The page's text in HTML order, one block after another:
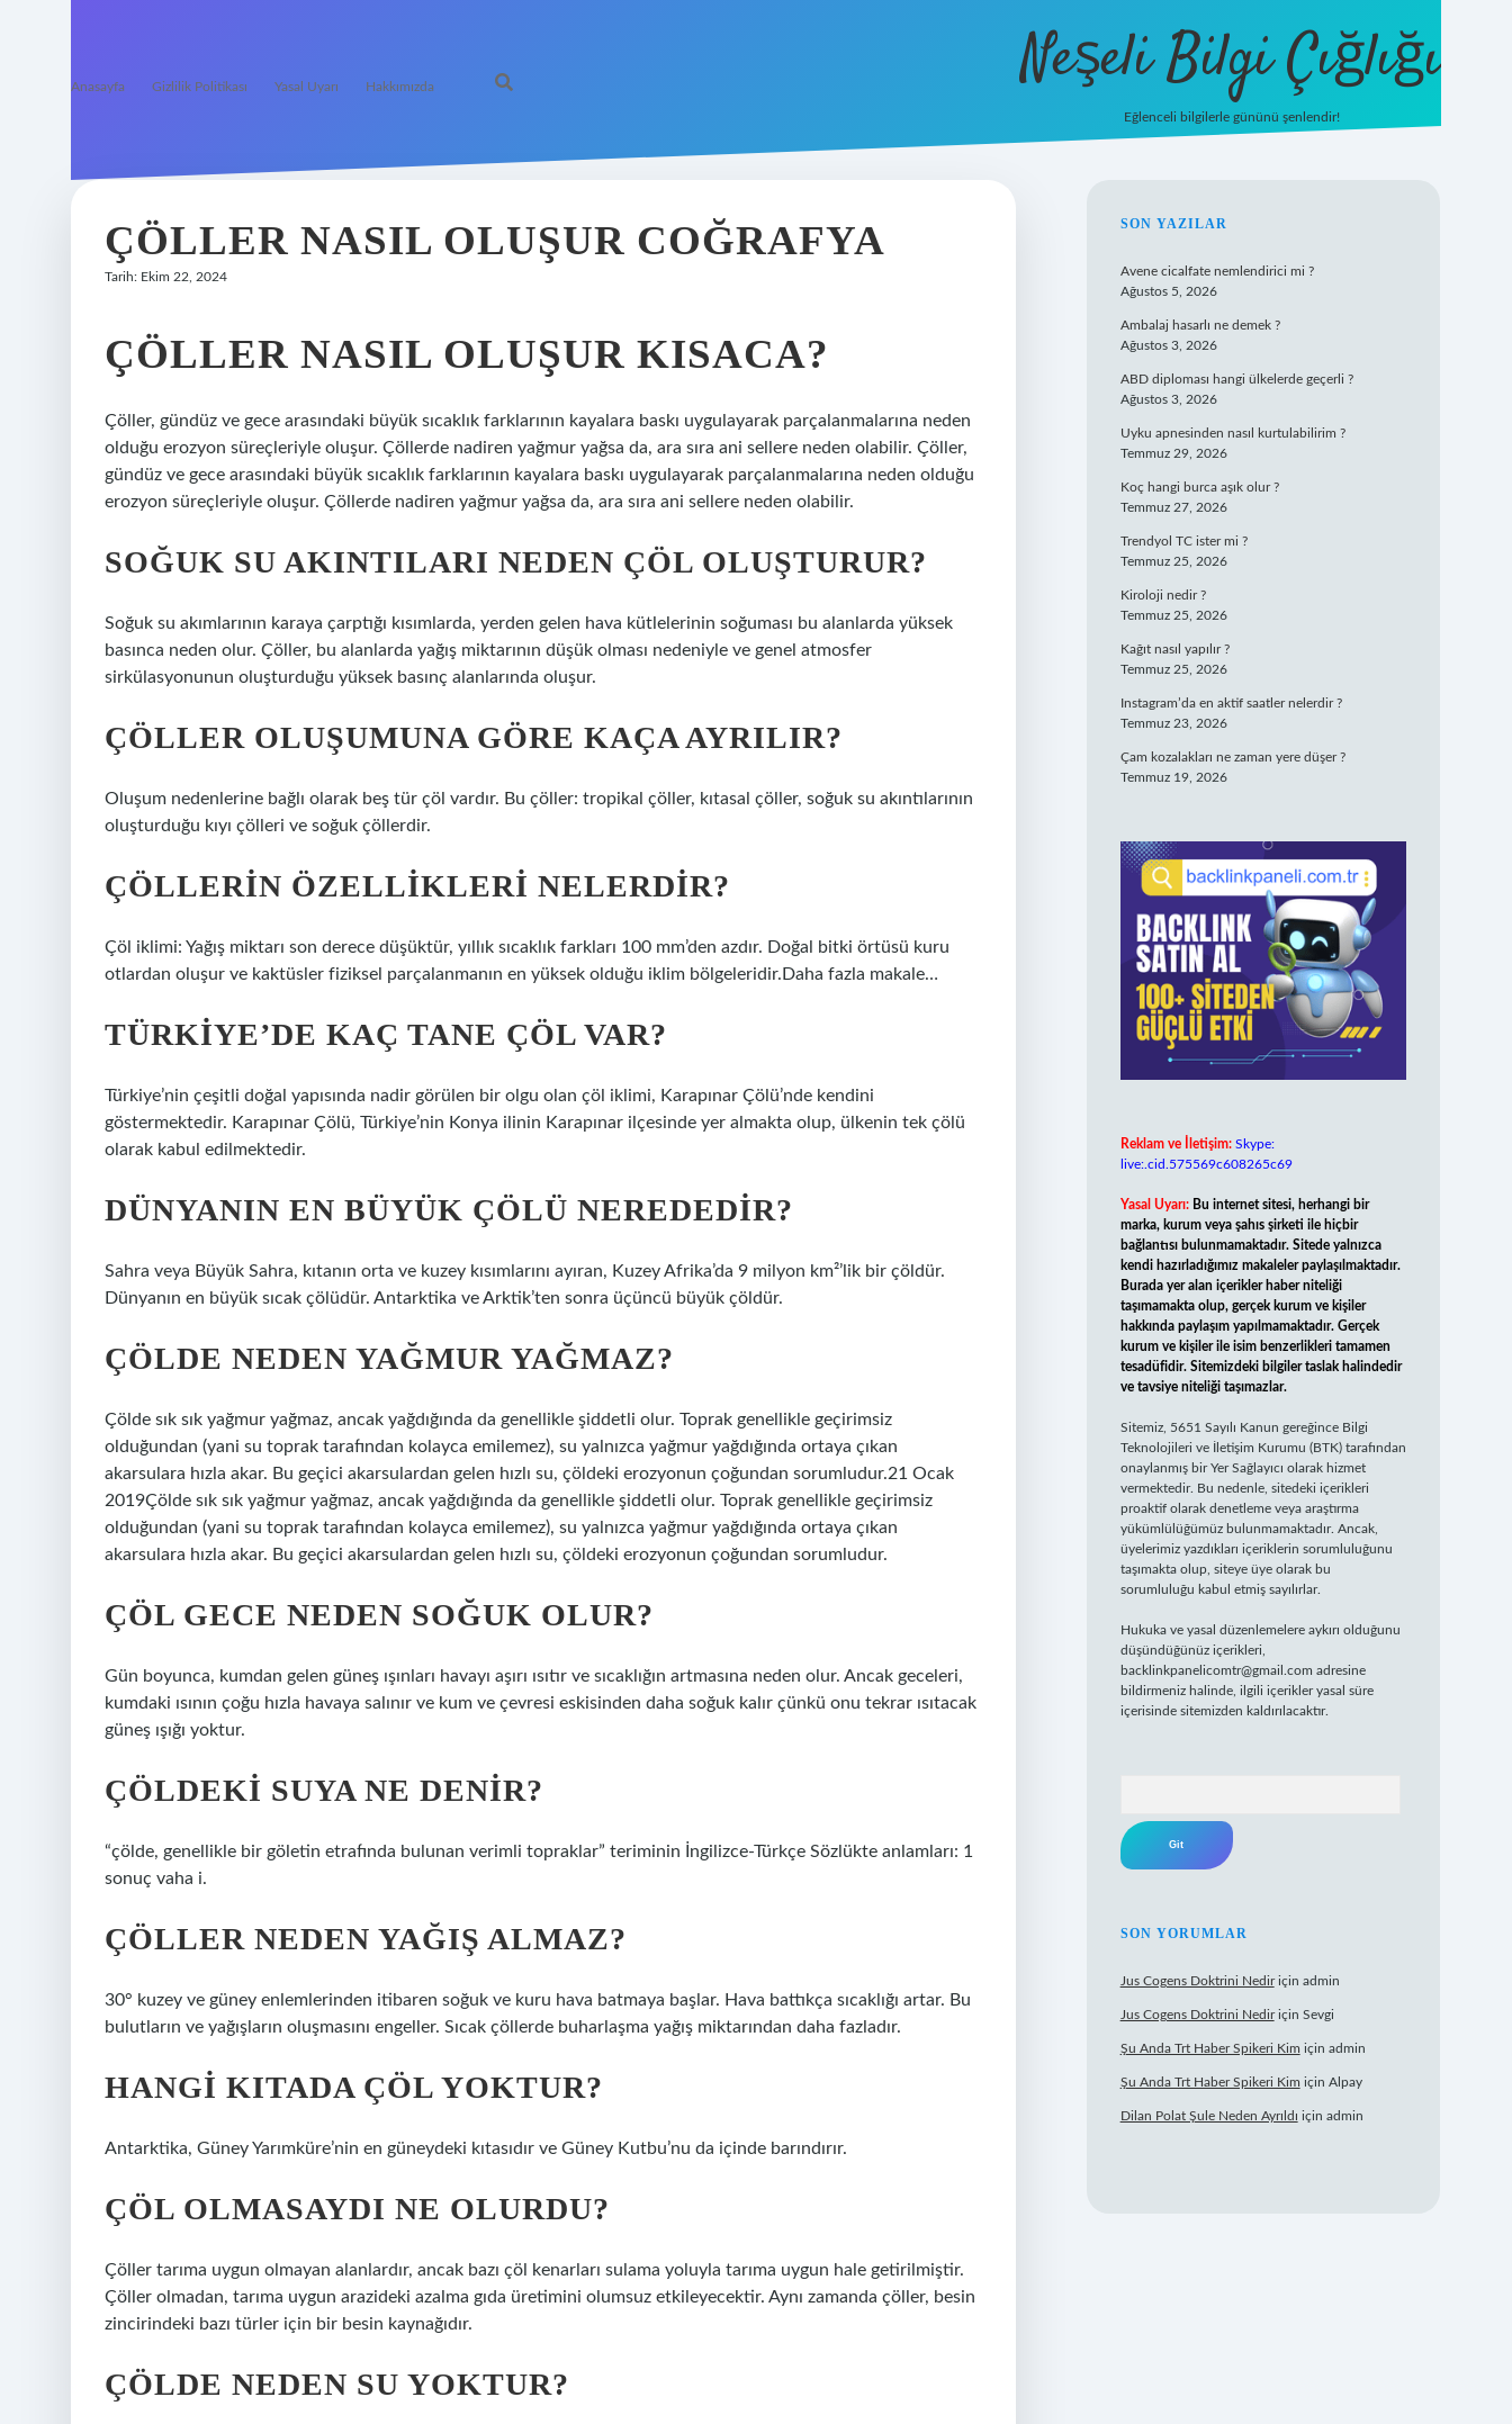
Anasayfa Gizlilik Politikası Yasal Uyarı Hakkımızda Neşeli Bilgi Çığlığı
Eğlenceli bilgilerle gününü şenlendir!
ÇÖLLER NASIL OLUŞUR COĞRAFYA
Tarih: Ekim 22, 2024
ÇÖLLER NASIL OLUŞUR KISACA?
Çöller, gündüz ve gece arasındaki büyük sıcaklık farklarının kayalara baskı uygulayarak parçalanmalarına neden
olduğu erozyon süreçleriyle oluşur. Çöllerde nadiren yağmur yağsa da, ara sıra ani sellere neden olabilir. Çöller,
gündüz ve gece arasındaki büyük sıcaklık farklarının kayalara baskı uygulayarak parçalanmalarına neden olduğu
erozyon süreçleriyle oluşur. Çöllerde nadiren yağmur yağsa da, ara sıra ani sellere neden olabilir.
SOĞUK SU AKINTILARI NEDEN ÇÖL OLUŞTURUR?
Soğuk su akımlarının karaya çarptığı kısımlarda, yerden gelen hava kütlelerinin soğuması bu alanlarda yüksek
basınca neden olur. Çöller, bu alanlarda yağış miktarının düşük olması nedeniyle ve genel atmosfer
sirkülasyonunun oluşturduğu yüksek basınç alanlarında oluşur.
ÇÖLLER OLUŞUMUNA GÖRE KAÇA AYRILIR?
Oluşum nedenlerine bağlı olarak beş tür çöl vardır. Bu çöller: tropikal çöller, kıtasal çöller, soğuk su akıntılarının
oluşturduğu kıyı çölleri ve soğuk çöllerdir.
ÇÖLLERIN ÖZELLIKLERI NELERDIR?
Çöl iklimi: Yağış miktarı son derece düşüktür, yıllık sıcaklık farkları 100 mm’den azdır. Doğal bitki örtüsü kuru
otlardan oluşur ve kaktüsler fiziksel parçalanmanın en yüksek olduğu iklim bölgeleridir.Daha fazla makale…
TÜRKIYE’DE KAÇ TANE ÇÖL VAR?
Türkiye’nin çeşitli doğal yapısında nadir görülen bir olgu olan çöl iklimi, Karapınar Çölü’nde kendini
göstermektedir. Karapınar Çölü, Türkiye’nin Konya ilinin Karapınar ilçesinde yer almakta olup, ülkenin tek çölü
olarak kabul edilmektedir.
DÜNYANIN EN BÜYÜK ÇÖLÜ NEREDEDIR?
Sahra veya Büyük Sahra, kıtanın orta ve kuzey kısımlarını ayıran, Kuzey Afrika’da 9 milyon km²’lik bir çöldür.
Dünyanın en büyük sıcak çölüdür. Antarktika ve Arktik’ten sonra üçüncü büyük çöldür.
ÇÖLDE NEDEN YAĞMUR YAĞMAZ?
Çölde sık sık yağmur yağmaz, ancak yağdığında da genellikle şiddetli olur. Toprak genellikle geçirimsiz
olduğundan (yani su toprak tarafından kolayca emilemez), su yalnızca yağmur yağdığında ortaya çıkan
akarsulara hızla akar. Bu geçici akarsulardan gelen hızlı su, çöldeki erozyonun çoğundan sorumludur.21 Ocak
2019Çölde sık sık yağmur yağmaz, ancak yağdığında da genellikle şiddetli olur. Toprak genellikle geçirimsiz
olduğundan (yani su toprak tarafından kolayca emilemez), su yalnızca yağmur yağdığında ortaya çıkan
akarsulara hızla akar. Bu geçici akarsulardan gelen hızlı su, çöldeki erozyonun çoğundan sorumludur.
ÇÖL GECE NEDEN SOĞUK OLUR?
Gün boyunca, kumdan gelen güneş ışınları havayı aşırı ısıtır ve sıcaklığın artmasına neden olur. Ancak geceleri,
kumdaki ısının çoğu hızla havaya salınır ve kum ve çevresi eskisinden daha soğuk kalır çünkü onu tekrar ısıtacak
güneş ışığı yoktur.
ÇÖLDEKI SUYA NE DENIR?
“çölde, genellikle bir göletin etrafında bulunan verimli topraklar” teriminin İngilizce-Türkçe Sözlükte anlamları: 1
sonuç vaha i.
ÇÖLLER NEDEN YAĞIŞ ALMAZ?
30° kuzey ve güney enlemlerinden itibaren soğuk ve kuru hava batmaya başlar. Hava battıkça sıcaklığı artar. Bu
bulutların ve yağışların oluşmasını engeller. Sıcak çöllerde buharlaşma yağış miktarından daha fazladır.
HANGI KITADA ÇÖL YOKTUR?
Antarktika, Güney Yarımküre’nin en güneydeki kıtasıdır ve Güney Kutbu’nu da içinde barındırır.
ÇÖL OLMASAYDI NE OLURDU?
Çöller tarıma uygun olmayan alanlardır, ancak bazı çöl kenarları sulama yoluyla tarıma uygun hale getirilmiştir.
Çöller olmadan, tarıma uygun arazideki azalma gıda üretimini olumsuz etkileyecektir. Aynı zamanda çöller, besin
zincirindeki bazı türler için bir besin kaynağıdır.
ÇÖLDE NEDEN SU YOKTUR?
SIDEBAR
SON YAZILAR
Avene cicalfate nemlendirici mi ?
Ağustos 5, 2026
Ambalaj hasarlı ne demek ?
Ağustos 3, 2026
ABD diploması hangi ülkelerde geçerli ?
Ağustos 3, 2026
Uyku apnesinden nasıl kurtulabilirim ?
Temmuz 29, 2026
Koç hangi burca aşık olur ?
Temmuz 27, 2026
Trendyol TC ister mi ?
Temmuz 25, 2026
Kiroloji nedir ?
Temmuz 25, 2026
Kağıt nasıl yapılır ?
Temmuz 25, 2026
Instagram’da en aktif saatler nelerdir ?
Temmuz 23, 2026
Çam kozalakları ne zaman yere düşer ?
Temmuz 19, 2026
Reklam ve İletişim: Skype:
live:.cid.575569c608265c69
Yasal Uyarı: Bu internet sitesi, herhangi bir
marka, kurum veya şahıs şirketi ile hiçbir
bağlantısı bulunmamaktadır. Sitede yalnızca
kendi hazırladığımız makaleler paylaşılmaktadır.
Burada yer alan içerikler haber niteliği
taşımamakta olup, gerçek kurum ve kişiler
hakkında paylaşım yapılmamaktadır. Gerçek
kurum ve kişiler ile isim benzerlikleri tamamen
tesadüfidir. Sitemizdeki bilgiler taslak halindedir
ve tavsiye niteliği taşımazlar.
Sitemiz, 5651 Sayılı Kanun gereğince Bilgi
Teknolojileri ve İletişim Kurumu (BTK) tarafından
onaylanmış bir Yer Sağlayıcı olarak hizmet
vermektedir. Bu nedenle, sitedeki içerikleri
proaktif olarak denetleme veya araştırma
yükümlülüğümüz bulunmamaktadır. Ancak,
üyelerimiz yazdıkları içeriklerin sorumluluğunu
taşımakta olup, siteye üye olarak bu
sorumluluğu kabul etmiş sayılırlar.
Hukuka ve yasal düzenlemelere aykırı olduğunu
düşündüğünüz içerikleri,
backlinkpanelicomtr@gmail.com adresine
bildirmeniz halinde, ilgili içerikler yasal süre
içerisinde sitemizden kaldırılacaktır.
SON YORUMLAR
Jus Cogens Doktrini Nediriçin admin
Jus Cogens Doktrini Nediriçin Sevgi
Şu Anda Trt Haber Spikeri Kim için admin
Şu Anda Trt Haber Spikeri Kim için Alpay
Dilan Polat Şule Neden Ayrıldı için admin